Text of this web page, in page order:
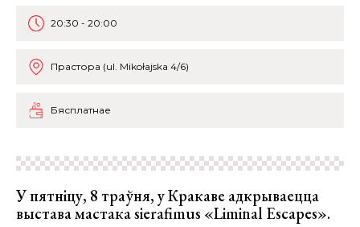
20:30 - 20:00
Прастора (ul. Mikołajska 4/6)
Бясплатнае
У пятніцу, 8 траўня, у Кракаве адкрываецца
выстава мастака sierafimus «Liminal Escapes».